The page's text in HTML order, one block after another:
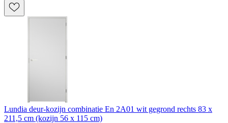
Lundia deur-kozijn combinatie En 2A01 wit gegrond rechts 83 x
211,5 cm (kozijn 56 x 115 cm)